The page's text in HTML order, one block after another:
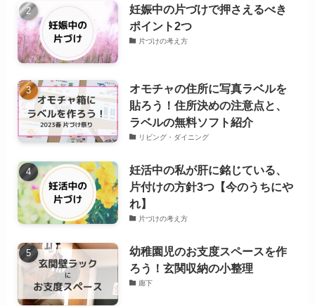
妊娠中の片づけで押さえるべき
ポイント2つ
片づけの考え方
オモチャの住所に写真ラベルを
貼ろう！住所決めの注意点と、
ラベルの無料ソフト紹介
リビング・ダイニング
妊活中の私が肝に銘じている、
片付けの方針3つ【今のうちにや
れ】
片づけの考え方
幼稚園児のお支度スペースを作
ろう！玄関収納の小整理
廊下